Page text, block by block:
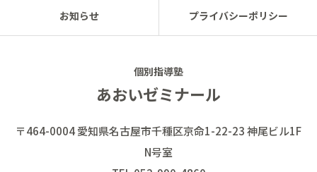
お知らせ プライバシーポリシー
個別指導塾
あおいゼミナール
〒464-0004 愛知県名古屋市千種区京命1-22-23 神尾ビル1F
N号室